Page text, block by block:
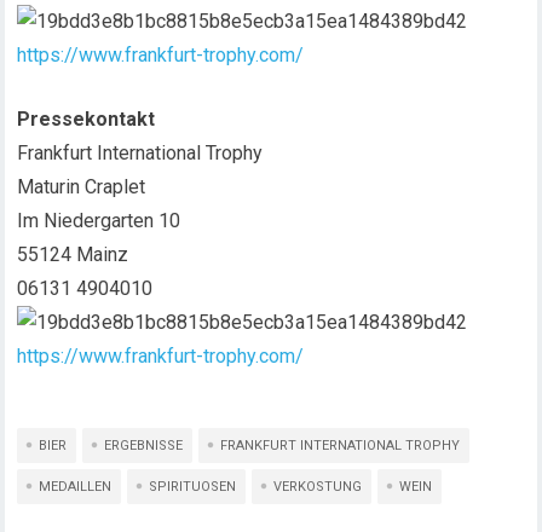
https://www.frankfurt-trophy.com/
Pressekontakt
Frankfurt International Trophy
Maturin Craplet
Im Niedergarten 10
55124 Mainz
06131 4904010
https://www.frankfurt-trophy.com/
BIER ERGEBNISSE FRANKFURT INTERNATIONAL TROPHY
MEDAILLEN SPIRITUOSEN VERKOSTUNG WEIN